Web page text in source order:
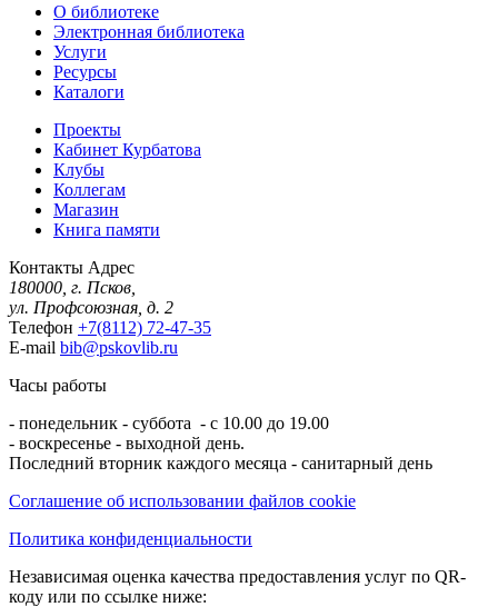
О библиотеке
Электронная библиотека
Услуги
Ресурсы
Каталоги
Проекты
Кабинет Курбатова
Клубы
Коллегам
Магазин
Книга памяти
Контакты Адрес
180000, г. Псков,
ул. Профсоюзная, д. 2
Телефон +7(8112) 72-47-35
E-mail bib@pskovlib.ru
Часы работы
- понедельник - суббота - с 10.00 до 19.00
- воскресенье - выходной день.
Последний вторник каждого месяца - санитарный день
Соглашение об использовании файлов cookie
Политика конфиденциальности
Независимая оценка качества предоставления услуг по QR-
коду или по ссылке ниже: